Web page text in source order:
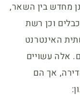
מחדש בין השאר,
וכן רשת
האינטרנט
אלה עשויים
אך הם